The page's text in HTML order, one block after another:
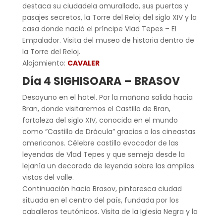
destaca su ciudadela amurallada, sus puertas y
pasajes secretos, la Torre del Reloj del siglo XIV y la
casa donde nació el príncipe Vlad Tepes – El
Empalador. Visita del museo de historia dentro de
la Torre del Reloj.
Alojamiento: CAVALER
Día 4 SIGHISOARA – BRASOV
Desayuno en el hotel. Por la mañana salida hacia
Bran, donde visitaremos el Castillo de Bran,
fortaleza del siglo XIV, conocida en el mundo
como “Castillo de Drácula” gracias a los cineastas
americanos. Célebre castillo evocador de las
leyendas de Vlad Tepes y que semeja desde la
lejanía un decorado de leyenda sobre las amplias
vistas del valle.
Continuación hacia Brasov, pintoresca ciudad
situada en el centro del país, fundada por los
caballeros teutónicos. Visita de la Iglesia Negra y la